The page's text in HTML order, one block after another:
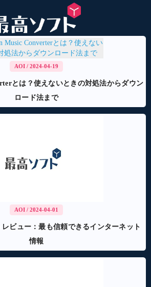
AOI / 2024-04-19
とは？使えないときの対処法からダウン
ロード法まで
AOI / 2024-04-01
ビュー：最も信頼できるインターネット
情報